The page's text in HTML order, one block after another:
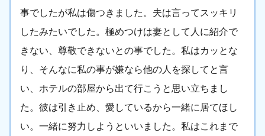
事でしたが私は傷つきました。夫は言ってスッキリ
したみたいでした。極めつけは妻として人に紹介で
きない、尊敬できないとの事でした。私はカッとな
り、そんなに私の事が嫌なら他の人を探してと言
い、ホテルの部屋から出て行こうと思い立ちまし
た。彼は引き止め、愛しているから一緒に居てほし
い。一緒に努力しようといいました。私はこれまで